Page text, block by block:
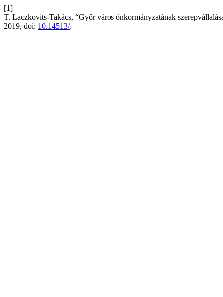
[1]
T. Laczkovits-Takács, “Győr város önkormányzatának
2019, doi: 10.14513/.